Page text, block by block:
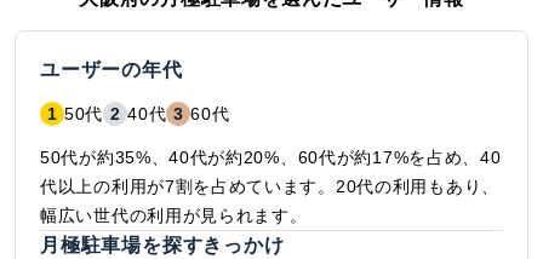
ユーザーの年代
1 50代 2 40代 3 60代
50代が約35%、40代が約20%、60代が約17%を占め、40
代以上の利用が7割を占めています。20代の利用もあり、
幅広い世代の利用が見られます。
月極駐車場を探すきっかけ